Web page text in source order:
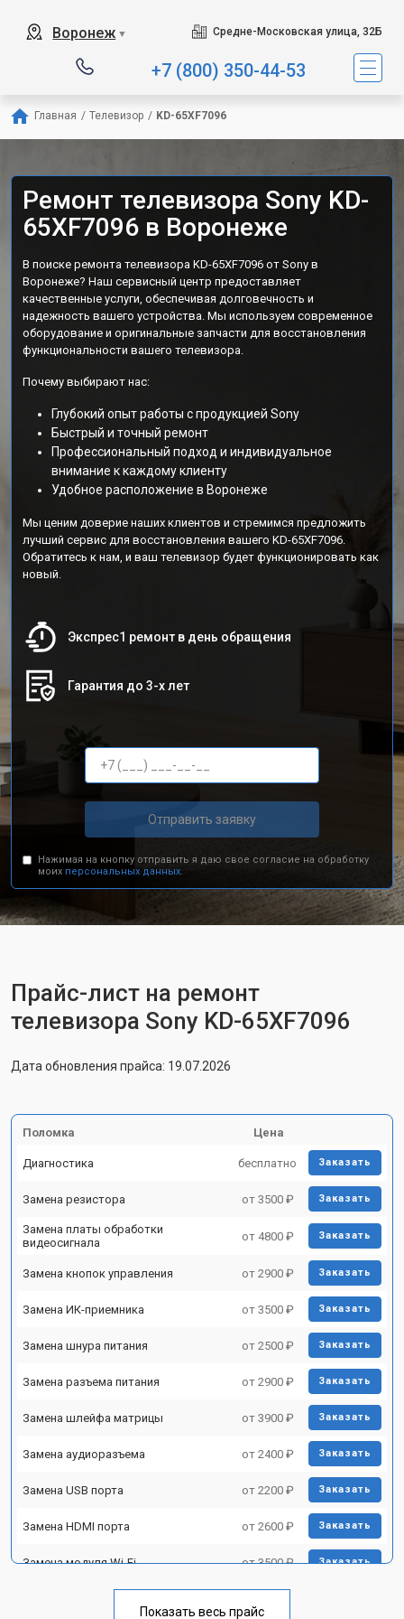
Воронеж ▼ Средне-Московская улица, 32Б
+7 (800) 350-44-53
Главная / Телевизор / KD-65XF7096
Ремонт телевизора Sony KD-
65XF7096 в Воронеже
В поиске ремонта телевизора KD-65XF7096 от Sony в
Воронеже? Наш сервисный центр предоставляет
качественные услуги, обеспечивая долговечность и
надежность вашего устройства. Мы используем современное
оборудование и оригинальные запчасти для восстановления
функциональности вашего телевизора.
Почему выбирают нас:
Глубокий опыт работы с продукцией Sony
Быстрый и точный ремонт
Профессиональный подход и индивидуальное
внимание к каждому клиенту
Удобное расположение в Воронеже
Мы ценим доверие наших клиентов и стремимся предложить
лучший сервис для восстановления вашего KD-65XF7096.
Обратитесь к нам, и ваш телевизор будет функционировать как
новый.
Экспрес1 ремонт в день обращения
Гарантия до 3-х лет
Отправить заявку
Нажимая на кнопку отправить я даю свое согласие на обработку
моих персональных данных.
Прайс-лист на ремонт
телевизора Sony KD-65XF7096
Дата обновления прайса: 19.07.2026
Поломка Цена
Диагностика бесплатно Заказать
Замена резистора от 3500 ₽ Заказать
Замена платы обработки
видеосигнала
от 4800 ₽ Заказать
Замена кнопок управления от 2900 ₽ Заказать
Замена ИК-приемника от 3500 ₽ Заказать
Замена шнура питания от 2500 ₽ Заказать
Замена разъема питания от 2900 ₽ Заказать
Замена шлейфа матрицы от 3900 ₽ Заказать
Замена аудиоразъема от 2400 ₽ Заказать
Замена USB порта от 2200 ₽ Заказать
Замена HDMI порта от 2600 ₽ Заказать
Замена модуля Wi-Fi от 3500 ₽ Заказать
Показать весь прайс